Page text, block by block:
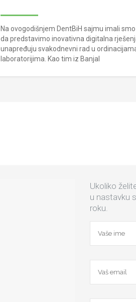
Na ovogodišnjem DentBiH sajmu imali
da predstavimo inovativna digitalna
unapređuju svakodnevni rad u
laboratorijima. Kao tim iz Banjal
Ukoliko
u nastavku
roku.